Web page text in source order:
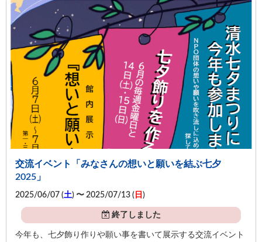
交流イベント「みなさんの想いと願いを結ぶ七夕
2025」
2025/06/07 (土) 〜 2025/07/13 ( 日 )
終了しました
今年も、七夕飾り作りや願い事を書いて展示する交流イベント